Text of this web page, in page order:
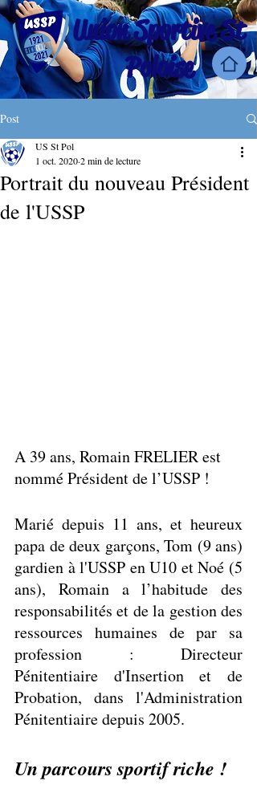
Union Sportive St
Poloise
Post
Portrait du nouveau Président
de l'USSP
US St Pol
1 oct. 20202 min de lecture
A 39 ans, Romain FRELIER est
nommé Président de l’USSP !
Marié depuis 11 ans, et heureux
papa de deux garçons, Tom (9 ans)
gardien à l'USSP en U10 et Noé (5
ans), Romain a l’habitude des
responsabilités et de la gestion des
ressources humaines de par sa
profession : Directeur
Pénitentiaire d'Insertion et de
Probation, dans l'Administration
Pénitentiaire depuis 2005.
Un parcours sportif riche !